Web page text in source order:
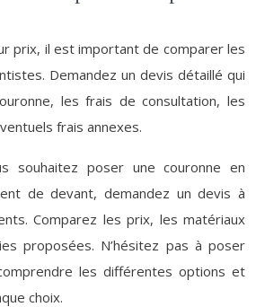
prix, il est important de comparer les
Demandez un devis détaillé qui
les frais de consultation, les
frais annexes.
souhaitez poser une couronne en
de devant, demandez un devis à
Comparez les prix, les matériaux
proposées. N’hésitez pas à poser
les différentes options et
choix.